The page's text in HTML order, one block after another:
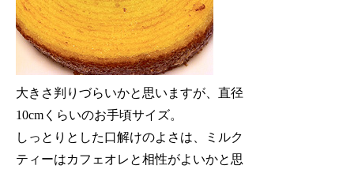
大きさ判りづらいかと思いますが、直径
10cmくらいのお手頃サイズ。
しっとりとした口解けのよさは、ミルク
ティーはカフェオレと相性がよいかと思